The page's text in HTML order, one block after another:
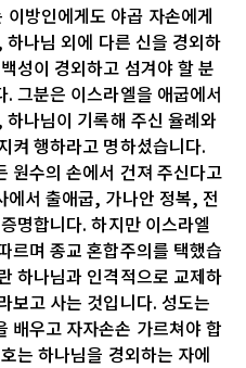
방인에게도 야곱 자손에게
나님 외에 다른 신을 경외하
성이 경외하고 섬겨야 할 분
그분은 이스라엘을 애굽에서
나님이 기록해 주신 율례와
켜 행하라고 명하셨습니다.
원수의 손에서 건져 주신다고
에서 출애굽, 가나안 정복, 전
명합니다. 하지만 이스라엘
르며 종교 혼합주의를 택했습
하나님과 인격적으로 교제하
보고 사는 것입니다. 성도는
배우고 자자손손 가르쳐야 합
는 하나님을 경외하는 자에